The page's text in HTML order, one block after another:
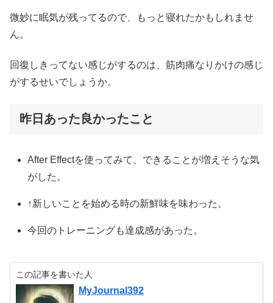
微妙に眠気が残ってるので、もっと寝れたかもしれませ
ん。
回復しきってない感じがするのは、筋肉痛なりかけの感じ
がするせいでしょうか。
昨日あった良かったこと
After Effectを使ってみて、できることが増えそうな気
がした。
↑新しいことを始める時の新鮮味を味わった。
今回のトレーニングも達成感があった。
この記事を書いた人
MyJournal392